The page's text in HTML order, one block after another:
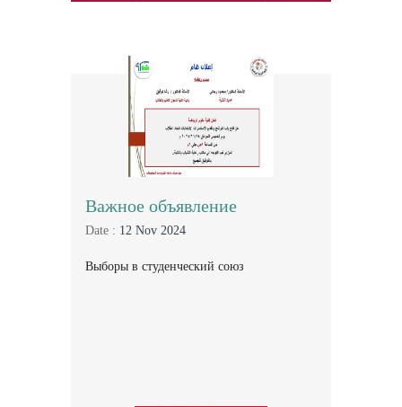
Важное объявление
Date : 12 Nov 2024
Выборы в студенческий союз